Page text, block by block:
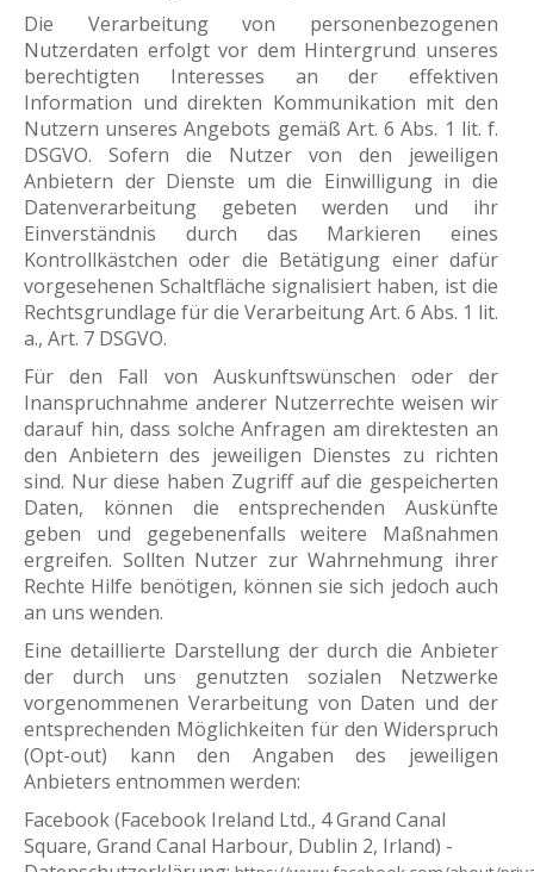
Die Verarbeitung von personenbezogenen
Nutzerdaten erfolgt vor dem Hintergrund unseres
berechtigten Interesses an der effektiven
Information und direkten Kommunikation mit den
Nutzern unseres Angebots gemäß Art. 6 Abs. 1 lit. f.
DSGVO. Sofern die Nutzer von den jeweiligen
Anbietern der Dienste um die Einwilligung in die
Datenverarbeitung gebeten werden und ihr
Einverständnis durch das Markieren eines
Kontrollkästchen oder die Betätigung einer dafür
vorgesehenen Schaltfläche signalisiert haben, ist die
Rechtsgrundlage für die Verarbeitung Art. 6 Abs. 1 lit.
a., Art. 7 DSGVO.
Für den Fall von Auskunftswünschen oder der
Inanspruchnahme anderer Nutzerrechte weisen wir
darauf hin, dass solche Anfragen am direktesten an
den Anbietern des jeweiligen Dienstes zu richten
sind. Nur diese haben Zugriff auf die gespeicherten
Daten, können die entsprechenden Auskünfte
geben und gegebenenfalls weitere Maßnahmen
ergreifen. Sollten Nutzer zur Wahrnehmung ihrer
Rechte Hilfe benötigen, können sie sich jedoch auch
an uns wenden.
Eine detaillierte Darstellung der durch die Anbieter
der durch uns genutzten sozialen Netzwerke
vorgenommenen Verarbeitung von Daten und der
entsprechenden Möglichkeiten für den Widerspruch
(Opt-out) kann den Angaben des jeweiligen
Anbieters entnommen werden:
Facebook (Facebook Ireland Ltd., 4 Grand Canal
Square, Grand Canal Harbour, Dublin 2, Irland) -